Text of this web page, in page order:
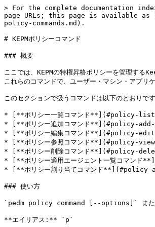
> For the complete documentation index, see [llms.txt](https://docs.keeper.io/llms.txt). Markdown versions of documentation pages are available by appending `.md` to page URLs; this page is available as [Markdown](https://docs.keeper.io/keeperpam/jp/commander-sdk/keeper-commander-sdks/sdk-command-reference/pedm-commands/pedm-policy-commands.md).

# KEPMポリシーコマンド

### 概要

ここでは、KEPMの特権昇格ポリシーを管理するKeeperコマンダーのコマンドを扱います。ポリシーはフィルターとコントロールにより特権昇格のルールを定義し、ユーザーがいつ・どのように特権を昇格できるかを決めます。これらのコマンドで、ユーザー・マシン・アプリケーション・日付・時刻・曜日などの各種フィルターを用いたポリシーの作成・表示・編集・割り当て・削除が行えます。

このセクションで扱うコマンドは以下のとおりです。

* [**ポリシー一覧コマンド**](#policy-list-command)
* [**ポリシー追加コマンド**](#policy-add-command)
* [**ポリシー編集コマンド**](#policy-edit-command)
* [**ポリシー参照コマンド**](#policy-view-command)
* [**ポリシー削除コマンド**](#policy-delete-command)
* [**ポリシー適用エージェント一覧コマンド**](#policy-agents-command)
* [**ポリシー割り当てコマンド**](#policy-assign-command)

### 使い方

`pedm policy command [--options]` または `pedm p command [--options]`

**エイリアス:** `p`

***

### ポリシー一覧コマンド <a href="#policy-list-command" id="policy-list-command"></a>

すべてのKEPMポリシーを、ポリシータイプ、状態、コントロール、フィルター設定を含む構成とともに表示します。システムに設定された特権昇格ポリシー全体の概要を把握できます。

<details>

<summary>DotNet CLI</summary>

**コマンド:** `epm-policy list`

**例**:

{% code expandable="true" %}

```bash
My Vault > epm-policy list
```

{% endcode %}

</details>

<details>

<summary>DotNet SDK</summary>

**関数:**

{% code expandable="true" %}

```csharp
// Get all policies
IEnumerable<EpmPolicy> allPolicies = plugin.Policies.GetAll();
```

{% endcode %}

</details>

<details>

<summary>Power Commander</summary>

**コマンド:** `Get-KeeperEpmPolicyList`

**エイリアス**: `kepm-policy-list`

**例**:

{% code expandable="true" %}

```ps1
PS > Get-KeeperEpmPolicyList

PolicyUid              PolicyName                               PolicyType         Status             Controls
---------              ----------                               ----------